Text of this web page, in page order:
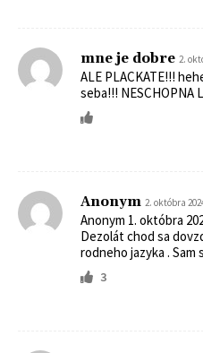
mne je dobre 2.
ALE PLACKATE!!!
seba!!! NESCHOPNA
Anonym 2. októbra
Anonym 1. októbra
Dezolát chod sa
rodneho jazyka . Sam
3